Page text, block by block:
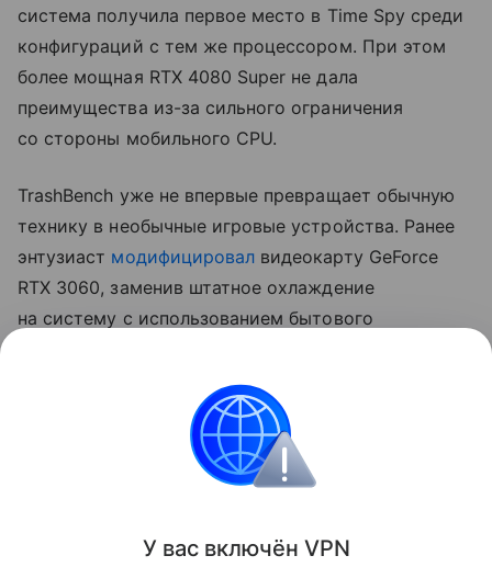
система получила первое место в Time Spy среди
конфигураций с тем же процессором. При этом
более мощная RTX 4080 Super не дала
преимущества из-за сильного ограничения
со стороны мобильного CPU.
TrashBench уже не впервые превращает обычную
технику в необычные игровые устройства. Ранее
энтузиаст модифицировал видеокарту GeForce
RTX 3060, заменив штатное охлаждение
на систему с использованием бытового
конструкция позволила снизить температуру GPU
примерно с 60 до 22−23°C, хотя сама система
оказалась сложной в настройке и потребовала
доработки контура охлаждения.
Поделиться
У вас включён VPN